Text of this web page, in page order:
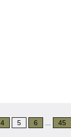
4 5 6 45